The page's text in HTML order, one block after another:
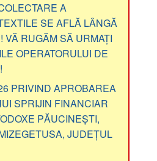
A
SE AFLĂ LÂNGĂ
VĂ RUGĂM SĂ URMAȚI
OPERATORULUI DE
PRIVIND APROBAREA
SPRIJIN FINANCIAR
PĂUCINEȘTI,
JUDEȚUL